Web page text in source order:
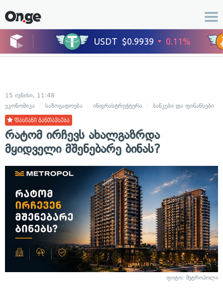
15 ივნისი, 11:48
ეკონომიკა
საზოგადოება ინფრასტრუქტურა ბანკები და ფინანსები
ფასიანი განთავსება
რატომ ირჩევს ახალგაზრდა
მყიდველი მშენებარე ბინას?
ფოტო: მეტროპოლი